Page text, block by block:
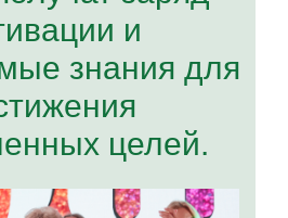
и
знания для
целей.